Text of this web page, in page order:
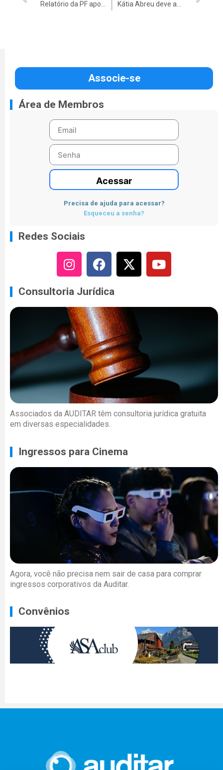
Associe-se
Área de Membros
Acessar
Precisa de ajuda para acessar?
Esqueceu a senha?
Redes Sociais
Consultoria Jurídica
Associados da AUDITAR têm consultoria jurídica gratuita
em diversas especialidades.
Ingressos para Cinema
Agora, você não precisa nem sair de casa para comprar
ingressos corporativos da Auditar.
Convênios